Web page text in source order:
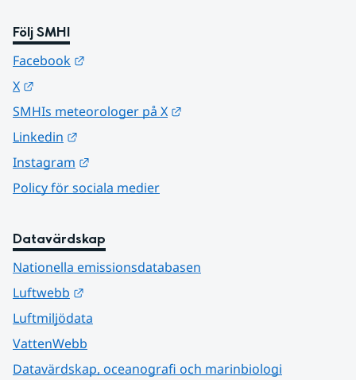
Följ SMHI
Facebook
X
SMHIs meteorologer på X
Linkedin
Instagram
Policy för sociala medier
Datavärdskap
Nationella emissionsdatabasen
Luftwebb
Luftmiljödata
VattenWebb
Datavärdskap, oceanografi och marinbiologi